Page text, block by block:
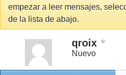
empezar a leer mensajes,
de la lista de abajo.
qroix
Nuevo